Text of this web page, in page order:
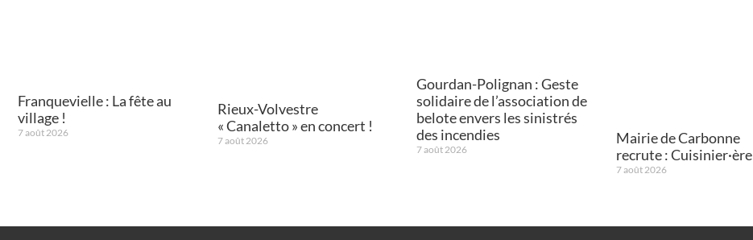
Franquevielle : La fête au
village !
7 août 2026
Rieux-Volvestre
« Canaletto » en concert !
7 août 2026
Gourdan-Polignan : Geste
solidaire de l’association de
belote envers les sinistrés
des incendies
7 août 2026
Mairie de Carbonne
recrute : Cuisinier·ère
7 août 2026